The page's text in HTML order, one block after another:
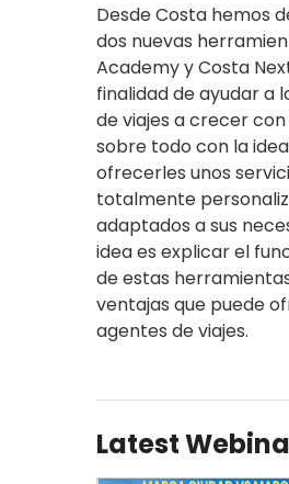
Desde Costa hemos
dos nuevas
Academy y Costa
finalidad de ayudar a
de viajes a crecer
sobre todo con la
ofrecerles unos
totalmente
adaptados a sus
idea es explicar el
de estas
ventajas que puede
agentes de viajes.
Latest